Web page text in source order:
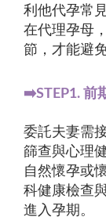
利他代孕常
在代理孕母
節，才能避
➡️STEP1. 前
委託夫妻需
篩查與心理
自然懷孕或
科健康檢查
進入孕期。